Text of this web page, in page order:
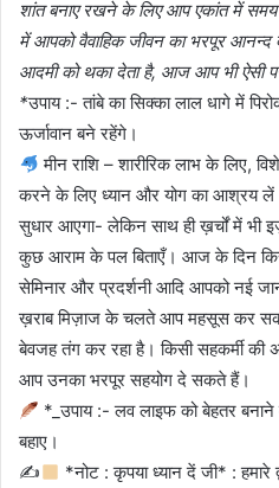
शांत बनाए रखने के लिए आप एकांत में
में आपको वैवाहिक जीवन का भरपूर आनन्द
आदमी को थका देता है, आज आप भी ऐसी
*उपाय :- तांबे का सिक्का लाल धागे में
ऊर्जावान बने रहेंगे।
मीन राशि – शारीरिक लाभ के लिए,
करने के लिए ध्यान और योग का आश्रय लें।
सुधार आएगा- लेकिन साथ ही ख़र्चों में भी
कुछ आराम के पल बिताएँ। आज के दिन
सेमिनार और प्रदर्शनी आदि आपको नई
ख़राब मिज़ाज के चलते आप महसूस कर
बेवजह तंग कर रहा है। किसी सहकर्मी
आप उनका भरपूर सहयोग दे सकते हैं।
*_उपाय :- लव लाइफ को बेहतर बनाने
बहाए।
✍
*नोट : कृपया ध्यान दें जी* :